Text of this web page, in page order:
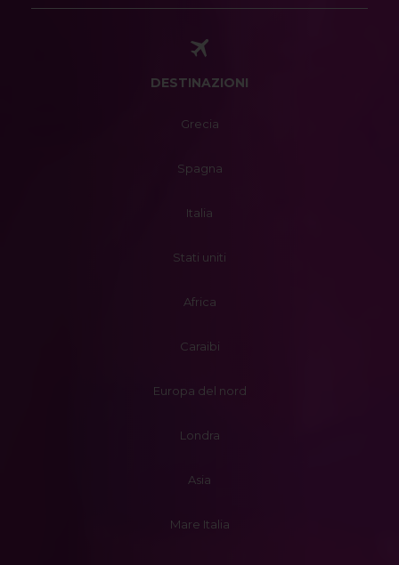
DESTINAZIONI
Grecia
Spagna
Italia
Stati uniti
Africa
Caraibi
Europa del nord
Londra
Asia
Mare Italia